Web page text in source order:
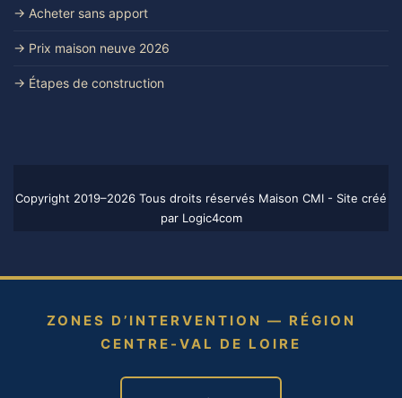
→ Acheter sans apport
→ Prix maison neuve 2026
→ Étapes de construction
Copyright 2019–2026 Tous droits réservés Maison CMI - Site créé
par Logic4com
ZONES D’INTERVENTION — RÉGION
CENTRE-VAL DE LOIRE